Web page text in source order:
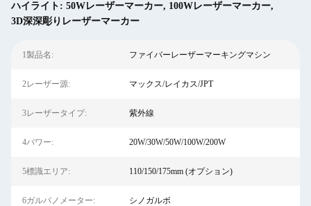
ハイライト: 50Wレーザーマーカー, 100Wレーザーマーカー,
3D深深彫りレーザーマーカー
1製品名: ファイバーレーザーマーキングマシン
2レーザー源: マックス/レイカス/JPT
3レーザータイプ: 紫外線
4パワー: 20W/30W/50W/100W/200W
5標識エリア: 110/150/175mm (オプション)
6ガルバノメーター: シノガルボ